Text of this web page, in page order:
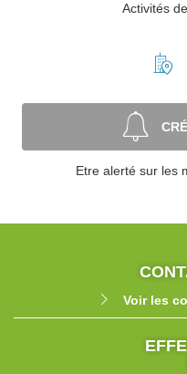
Activités
Etre alerté sur les
Voir les